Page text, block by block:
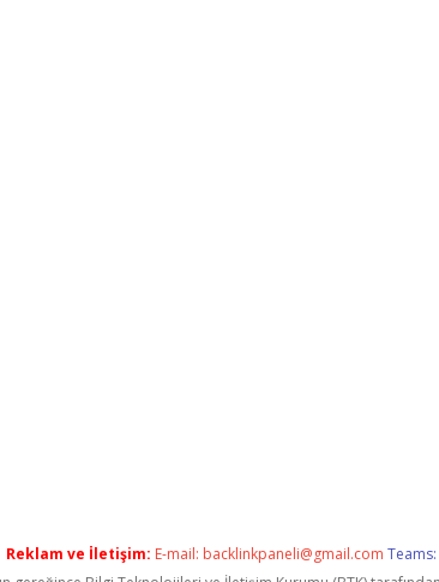
Reklam ve İletişim: E-mail: backlinkpaneli@gmail.com Teams: